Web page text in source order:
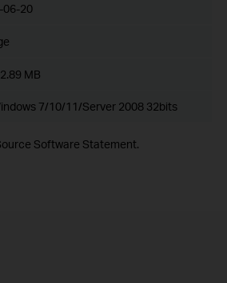
06-20
MB
7/10/11/Server 2008 32bits
Software Statement.